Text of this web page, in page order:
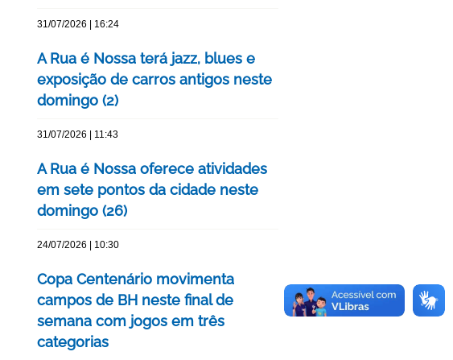
31/07/2026 | 16:24
A Rua é Nossa terá jazz, blues e
exposição de carros antigos neste
domingo (2)
31/07/2026 | 11:43
A Rua é Nossa oferece atividades
em sete pontos da cidade neste
domingo (26)
24/07/2026 | 10:30
Copa Centenário movimenta
campos de BH neste final de
semana com jogos em três
categorias